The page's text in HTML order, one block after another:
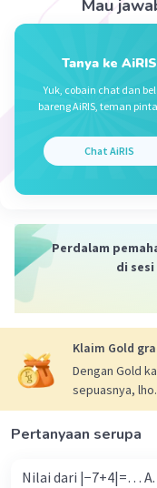
06 Januari
Mau
Tanya ke AiRIS
Yuk, cobain chat dan
bareng AiRIS, teman
Chat AiRIS
Perdalam
di sesi
Klaim Gold
Dengan Gold
sepuasnya, lho.
Pertanyaan serupa